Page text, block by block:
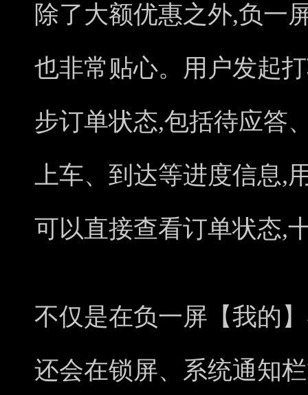
除了大额优惠之外,负一
也非常贴心。用户发起
步订单状态,包括待应答
上车、到达等进度信息,
可以直接查看订单状态,
不仅是在负一屏【我的
还会在锁屏、系统通知